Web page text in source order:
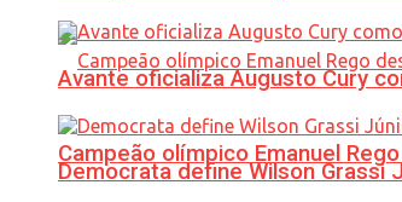
Campeão olímpico Emanuel
Avante oficializa Augusto Cury
Democrata define Wilson Grassi